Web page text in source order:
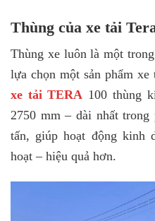
Thùng của xe tải
Thùng xe luôn là một
lựa chọn một sản phẩm
xe tải TERA 100 thùng
2750 mm – dài nhất
tấn, giúp hoạt động kinh
hoạt – hiệu quả hơn.